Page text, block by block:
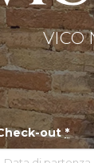
VICO
out*